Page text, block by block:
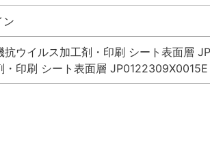
抗ウイルス加工剤・印刷 シート表面層
・印刷 シート表面層 JP0122309X0015E